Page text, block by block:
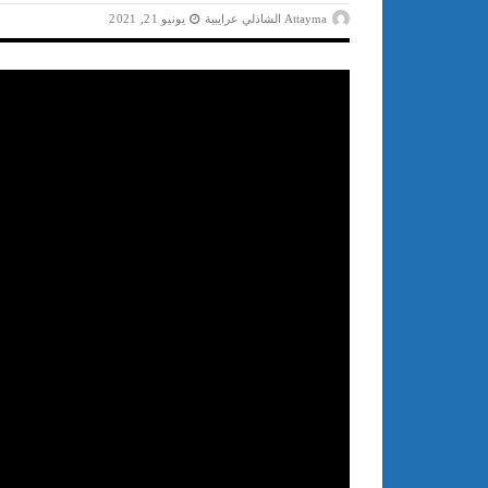
Attayma الشاذلي عرايبية يونيو 21, 2021